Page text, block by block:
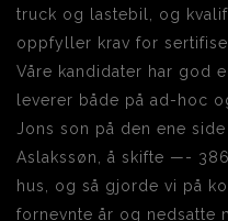
truck og lastebil, og
oppfyller krav for
Våre kandidater har god
leverer både på ad-hoc
Jons son på den ene
Aslakssøn, å skifte —-
hus, og så gjorde vi på
fornevnte år og nedsatte